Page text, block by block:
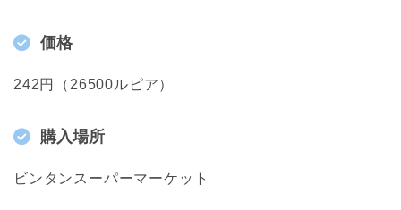
価格
242円（26500ルピア）
購入場所
ビンタンスーパーマーケット